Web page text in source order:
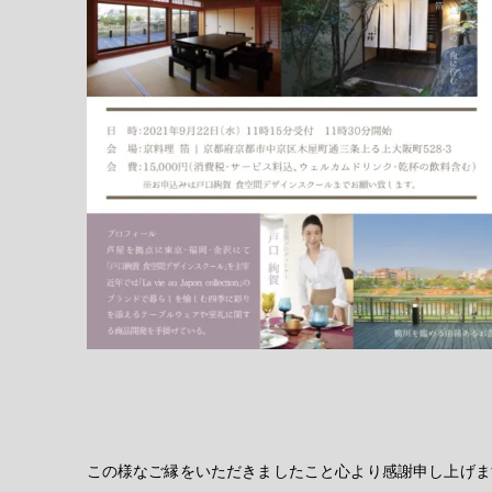
この様なご縁をいただきましたこと心より感謝申し上げ